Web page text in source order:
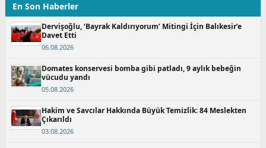
En Son Haberler
Dervişoğlu, ‘Bayrak Kaldırıyorum’ Mitingi İçin Balıkesir’e
Davet Etti
06.08.2026
Domates konservesi bomba gibi patladı, 9 aylık bebeğin
vücudu yandı
05.08.2026
Hakim ve Savcılar Hakkında Büyük Temizlik: 84 Meslekten
Çıkarıldı
03.08.2026